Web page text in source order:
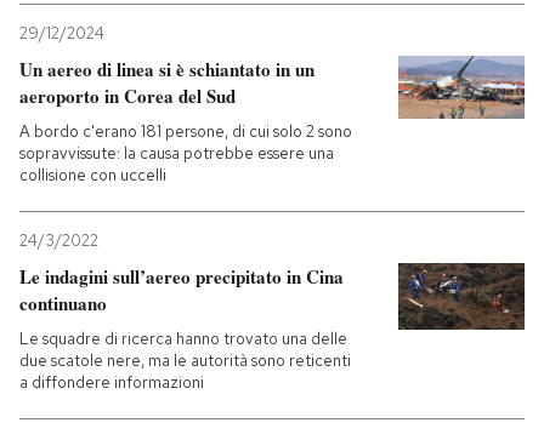
29/12/2024
Un aereo di linea si è schiantato in un
aeroporto in Corea del Sud
A bordo c'erano 181 persone, di cui solo 2 sono
sopravvissute: la causa potrebbe essere una
collisione con uccelli
24/3/2022
Le indagini sull’aereo precipitato in Cina
continuano
Le squadre di ricerca hanno trovato una delle
due scatole nere, ma le autorità sono reticenti
a diffondere informazioni